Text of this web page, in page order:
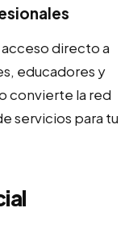
directo a
educadores y
convierte la red
servicios para tu